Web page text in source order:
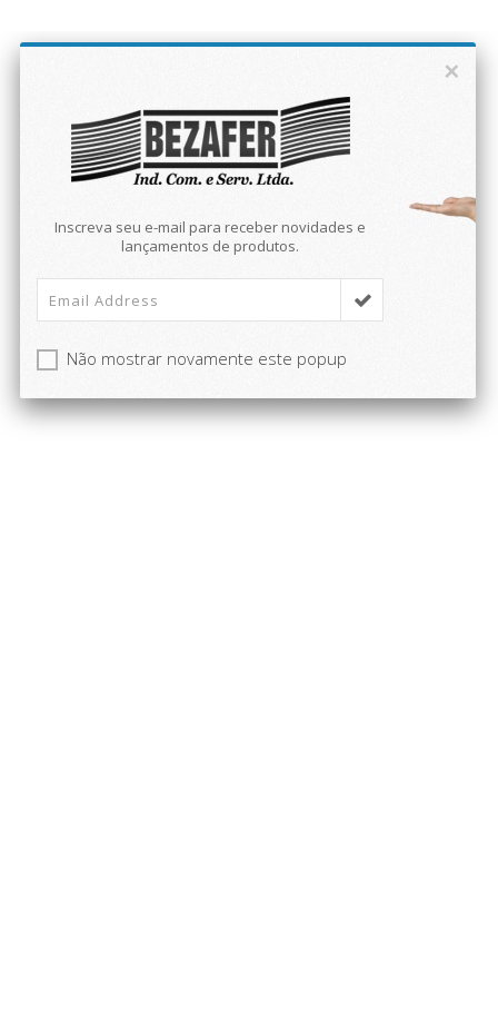
×
Inscreva seu e-mail para receber novidades e
lançamentos de produtos.
Não mostrar novamente este popup